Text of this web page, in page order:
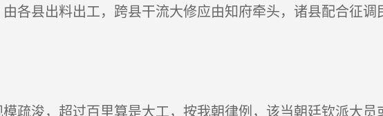
各县出料出工，跨县干流大修应由知府牵头，诸县配合征调
疏浚，超过百里算是大工，按我朝律例，该当朝廷钦派大员